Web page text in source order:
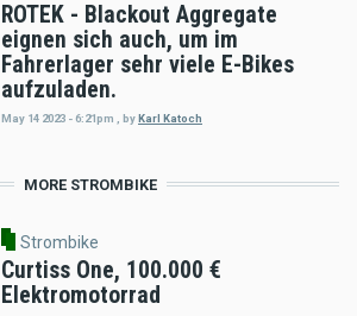
ROTEK - Blackout Aggregate
eignen sich auch, um im
Fahrerlager sehr viele E-Bikes
aufzuladen.
May 14 2023 - 6:21pm , by Karl Katoch
MORE STROMBIKE
Strombike
Curtiss One, 100.000 €
Elektromotorrad